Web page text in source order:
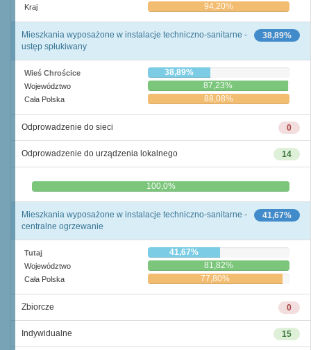
Kraj 94,20%
38,89%
Mieszkania wyposażone w instalacje techniczno-sanitarne -
ustęp spłukiwany
Wieś Chrościce 38,89%
Województwo 87,23%
Cała Polska 88,08%
0
Odprowadzenie do sieci
14
Odprowadzenie do urządzenia lokalnego
0,0% 100,0%
41,67%
Mieszkania wyposażone w instalacje techniczno-sanitarne -
centralne ogrzewanie
Tutaj 41,67%
Województwo 81,82%
Cała Polska 77,80%
0
Zbiorcze
15
Indywidualne